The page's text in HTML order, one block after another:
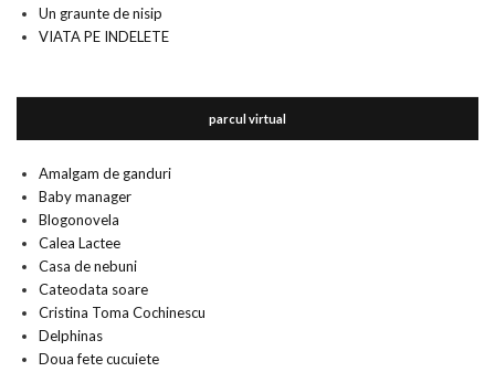
Un graunte de nisip
VIATA PE INDELETE
parcul virtual
Amalgam de ganduri
Baby manager
Blogonovela
Calea Lactee
Casa de nebuni
Cateodata soare
Cristina Toma Cochinescu
Delphinas
Doua fete cucuiete